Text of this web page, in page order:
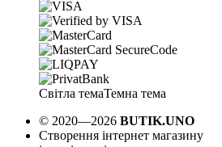
Світла темаТемна тема
© 2020—2026 BUTIK.UNO
Створення інтернет магазину